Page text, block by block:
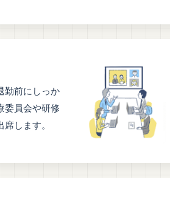
勤前にしっか
委員会や研修
します。